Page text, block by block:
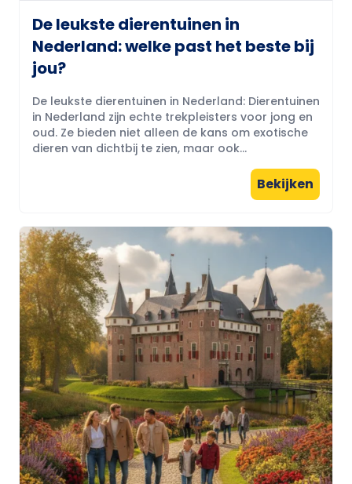
De leukste dierentuinen in
Nederland: welke past het beste bij
jou?
De leukste dierentuinen in Nederland: Dierentuinen
in Nederland zijn echte trekpleisters voor jong en
oud. Ze bieden niet alleen de kans om exotische
dieren van dichtbij te zien, maar ook...
Bekijken